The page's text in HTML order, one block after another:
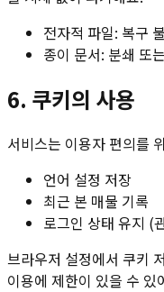
전자적 파일: 복구
종이 문서: 분쇄 또
6. 쿠키의 사용
서비스는 이용자 편의를
언어 설정 저장
최근 본 매물 기록
로그인 상태 유지 (
브라우저 설정에서 쿠키
이용에 제한이 있을 수 있